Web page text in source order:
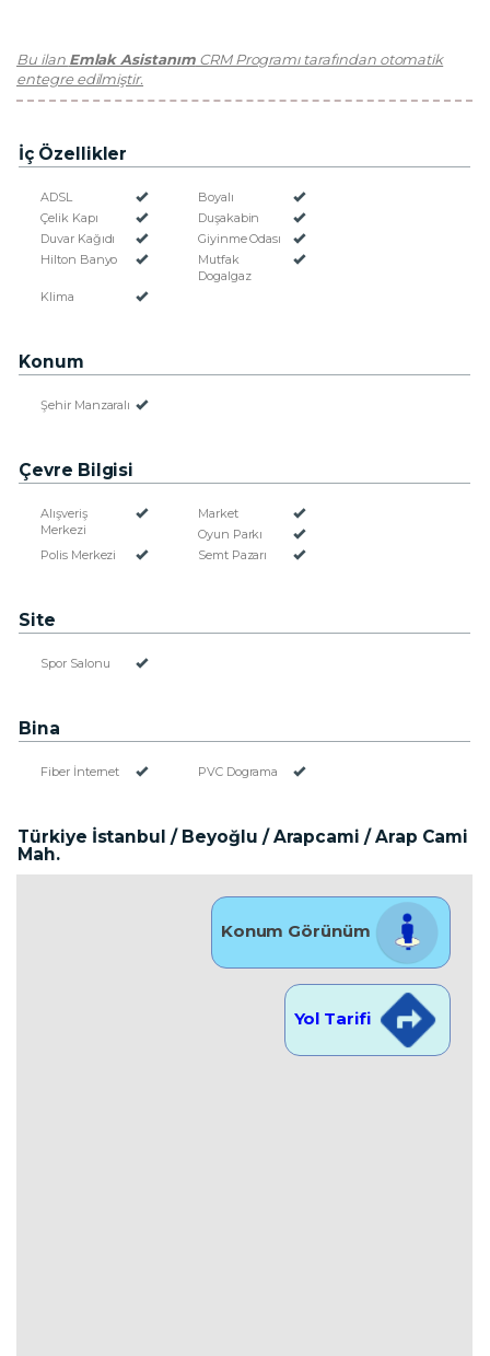
Bu ilan Emlak AsistanımCRM Programı tarafından otomatik
entegre edilmiştir.
İç Özellikler
ADSL
Boyalı
Çelik Kapı
Duşakabin
Duvar Kağıdı
Giyinme Odası
Hilton Banyo
Mutfak
Dogalgaz
Klima
Konum
Şehir Manzaralı
Çevre Bilgisi
Alışveriş
Merkezi
Market
Oyun Parkı
Polis Merkezi
Semt Pazarı
Site
Spor Salonu
Bina
Fiber İnternet PVC Dograma
Türkiye İstanbul / Beyoğlu / Arapcami / Arap Cami
Mah.
Konum Görünüm
Yol Tarifi